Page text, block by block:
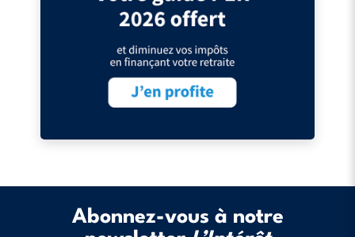
Abonnez-vous à notre